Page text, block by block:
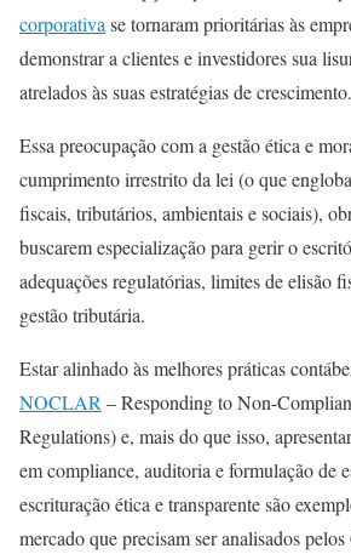
corporativa se tornaram prioritárias às
demonstrar a clientes e investidores sua
atrelados às suas estratégias de crescimento.
Essa preocupação com a gestão ética e
cumprimento irrestrito da lei (o que
fiscais, tributários, ambientais e sociais),
buscarem especialização para gerir o
adequações regulatórias, limites de elisão
gestão tributária.
Estar alinhado às melhores práticas
NOCLAR – Responding to Non-
Regulations) e, mais do que isso,
em compliance, auditoria e formulação de
escrituração ética e transparente são
mercado que precisam ser analisados